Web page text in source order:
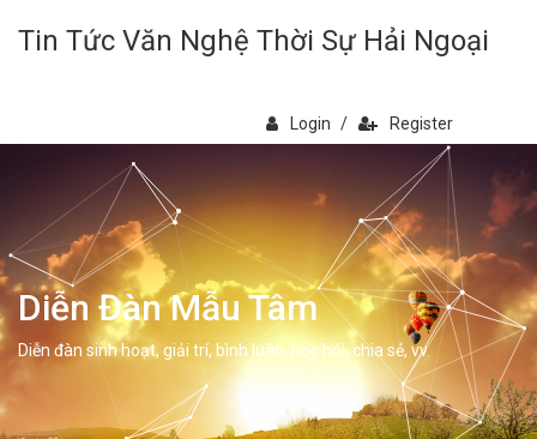
Tin Tức Văn Nghệ Thời Sự Hải Ngoại
Login / Register
Diễn Đàn Mẫu Tâm
Diễn đàn sinh hoạt, giải trí, bình luân, học hỏi, chia sẻ, vv.